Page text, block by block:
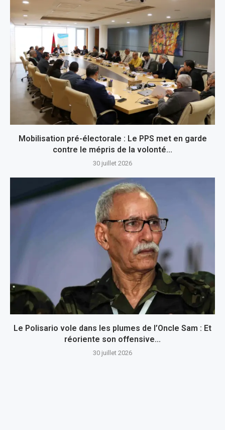
Mobilisation pré-électorale : Le PPS met en garde
contre le mépris de la volonté...
30 juillet 2026
Le Polisario vole dans les plumes de l’Oncle Sam : Et
réoriente son offensive...
30 juillet 2026